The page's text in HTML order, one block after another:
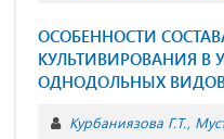
ОСОБЕННОСТИ
КУЛЬТИВИРОВАНИЯ В
ОДНОДОЛЬНЫХ
Курбаниязова Г.Т.